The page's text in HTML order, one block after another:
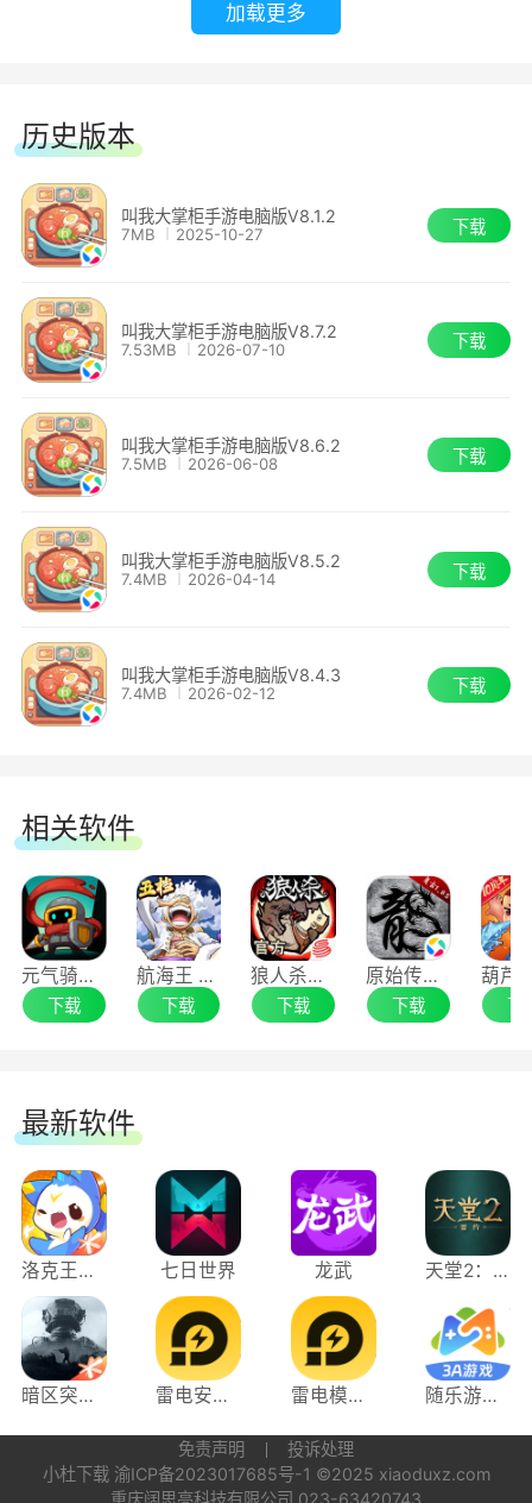
城郊之外 各类随机事件等着掌柜来体验
背景和建筑采用水墨风格描绘，画面中汴梁百
姓忙碌地操持着手中的工作，将古代市井气息原汁
原味地呈现给各位玩家，再现了“清明上河图”的韵
味。
【琳琅店铺，等你打理】
鳞次栉比的屋宇经营着各行各业：医馆、钱
荘、香店.....玩家可跟据自己的商业嗅觉和主线任
务，解锁各个行业和商铺。招伙计，纳贤才，精心
打理，让你的街区更繁荣。
【各路门客，为你助威】
各行各业的能人异士一同聚首在这汴梁的沃土
个个身怀绝技，为你的经商之路出谋划策。
新增夏日运动会系列时装和藏品
新增系统：宫廷心计、凤栖心计
新增活动：琉璃阁、心计宝典
新增五款奥运主题主角形象
以及其他优化
《叫我大掌柜》
新增活动：山海伏兽、夏日运动会
新增夏日运动会系列时装和藏品
《宫廷升职记》
新增系统：宫廷心计、凤栖心计
以及其他优化
《叫我大掌柜》 7.0.2
新增活动：山海伏兽、夏日运动会
新增夏日运动会系列时装和藏品
《宫廷升职记》
新增系统：宫廷心计、凤栖心计
新增活动：琉璃阁、心计宝典
新增五款奥运主题主角形象
加载更多
历史版本
叫我大掌柜手游电脑版V8.1.2
7MB 2025-10-27 下载
叫我大掌柜手游电脑版V8.7.2
7.53MB 2026-07-10 下载
叫我大掌柜手游电脑版V8.6.2
7.5MB 2026-06-08 下载
叫我大掌柜手游电脑版V8.5.2
7.4MB 2026-04-14 下载
叫我大掌柜手游电脑版V8.4.3
7.4MB 2026-02-12 下载
相关软件
元气骑士前传手游电脑版
下载
航海王 启航手游电脑版
下载
狼人杀手游电脑版
下载
原始传奇手游电脑版
下载 下
最新软件
洛克王国：世界 七日世界 龙武 天堂2：盟约
暗区突围：无限 雷电安卓模拟器 雷电模拟器 随乐游云游戏
免责声明
投诉处理
小杜下载 渝ICP备2023017685号-1 ©2025 xiaoduxz.com